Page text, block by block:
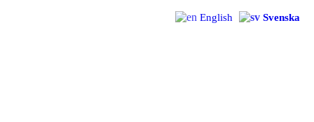
English Svenska